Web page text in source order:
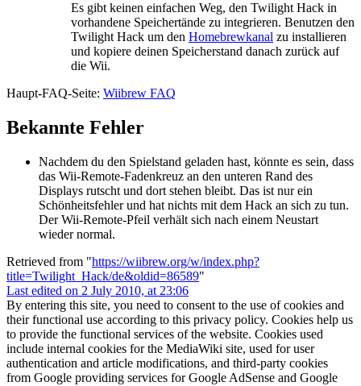
Es gibt keinen einfachen Weg, den Twilight Hack in
vorhandene Speichertände zu integrieren. Benutzen den
Twilight Hack um den Homebrewkanal zu installieren
und kopiere deinen Speicherstand danach zurück auf
die Wii.
Haupt-FAQ-Seite: Wiibrew FAQ
Bekannte Fehler
Nachdem du den Spielstand geladen hast, könnte es sein, dass
das Wii-Remote-Fadenkreuz an den unteren Rand des
Displays rutscht und dort stehen bleibt. Das ist nur ein
Schönheitsfehler und hat nichts mit dem Hack an sich zu tun.
Der Wii-Remote-Pfeil verhält sich nach einem Neustart
wieder normal.
Retrieved from "https://wiibrew.org/w/index.php?
title=Twilight_Hack/de&oldid=86589"
Last edited on 2 July 2010, at 23:06
By entering this site, you need to consent to the use of cookies and
their functional use according to this privacy policy. Cookies help us
to provide the functional services of the website. Cookies used
include internal cookies for the MediaWiki site, used for user
authentication and article modifications, and third-party cookies
from Google providing services for Google AdSense and Google